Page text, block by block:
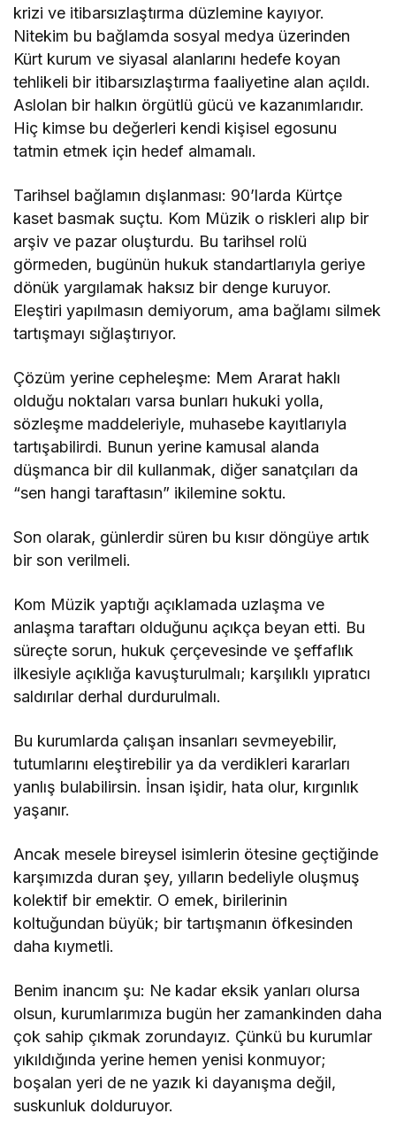
krizi ve itibarsızlaştırma düzlemine kayıyor.
Nitekim bu bağlamda sosyal medya üzerinden
Kürt kurum ve siyasal alanlarını hedefe koyan
tehlikeli bir itibarsızlaştırma faaliyetine alan açıldı.
Aslolan bir halkın örgütlü gücü ve kazanımlarıdır.
Hiç kimse bu değerleri kendi kişisel egosunu
tatmin etmek için hedef almamalı.
Tarihsel bağlamın dışlanması: 90’larda Kürtçe
kaset basmak suçtu. Kom Müzik o riskleri alıp bir
arşiv ve pazar oluşturdu. Bu tarihsel rolü
görmeden, bugünün hukuk standartlarıyla geriye
dönük yargılamak haksız bir denge kuruyor.
Eleştiri yapılmasın demiyorum, ama bağlamı silmek
tartışmayı sığlaştırıyor.
Çözüm yerine cepheleşme: Mem Ararat haklı
olduğu noktaları varsa bunları hukuki yolla,
sözleşme maddeleriyle, muhasebe kayıtlarıyla
tartışabilirdi. Bunun yerine kamusal alanda
düşmanca bir dil kullanmak, diğer sanatçıları da
“sen hangi taraftasın” ikilemine soktu.
Son olarak, günlerdir süren bu kısır döngüye artık
bir son verilmeli.
Kom Müzik yaptığı açıklamada uzlaşma ve
anlaşma taraftarı olduğunu açıkça beyan etti. Bu
süreçte sorun, hukuk çerçevesinde ve şeffaflık
ilkesiyle açıklığa kavuşturulmalı; karşılıklı yıpratıcı
saldırılar derhal durdurulmalı.
Bu kurumlarda çalışan insanları sevmeyebilir,
tutumlarını eleştirebilir ya da verdikleri kararları
yanlış bulabilirsin. İnsan işidir, hata olur, kırgınlık
yaşanır.
Ancak mesele bireysel isimlerin ötesine geçtiğinde
karşımızda duran şey, yılların bedeliyle oluşmuş
kolektif bir emektir. O emek, birilerinin
koltuğundan büyük; bir tartışmanın öfkesinden
daha kıymetli.
Benim inancım şu: Ne kadar eksik yanları olursa
olsun, kurumlarımıza bugün her zamankinden daha
çok sahip çıkmak zorundayız. Çünkü bu kurumlar
yıkıldığında yerine hemen yenisi konmuyor;
boşalan yeri de ne yazık ki dayanışma değil,
suskunluk dolduruyor.